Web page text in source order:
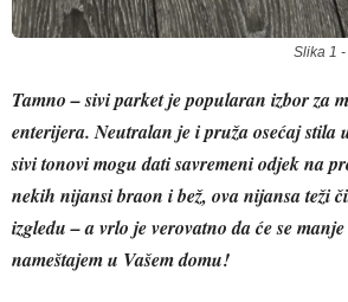
Slika 1
Tamno – sivi parket je popularan izbor za
enterijera. Neutralan je i pruža osećaj stila
sivi tonovi mogu dati savremeni odjek na
nekih nijansi braon i bež, ova nijansa teži
izgledu – a vrlo je verovatno da će se
nameštajem u Vašem domu!